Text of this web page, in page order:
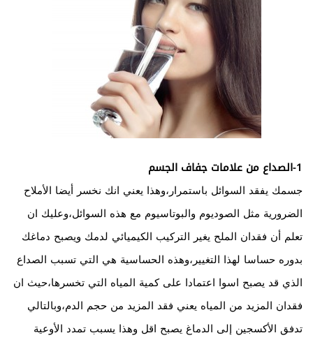
1-الصداع من علامات جفاف الجسم
جسمك يفقد السوائل باستمرار،وهذا يعني انك نخسر أيضا الأملاح
الضرورية مثل الصوديوم والبوتاسيوم مع هذه السوائل،وعليك ان
تعلم أن فقدان الملح يغير التركيب الكيميائي لدمك ويصبح دماغك
بدوره حساسا لهذا التغيير،وهذه الحساسية هي التي تسبب الصداع
الذي قد يصبح اسوا اعتمادا على كمية المياه التي تخسرها،حيث ان
فقدان المزيد من المياه يعني فقد المزيد من حجم الدم،وبالتالي
تدفق الأكسجين إلى الدماغ يصبح اقل وهذا يسبب تمدد الأوعية